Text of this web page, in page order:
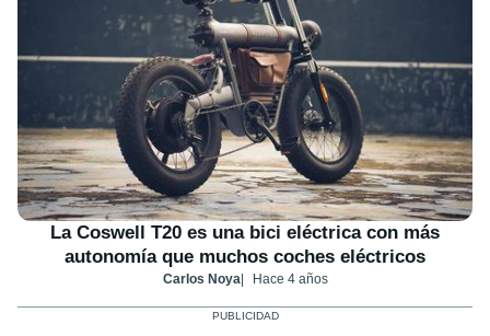
La Coswell T20 es una bici eléctrica con más
autonomía que muchos coches eléctricos
Carlos Noya Hace 4 años